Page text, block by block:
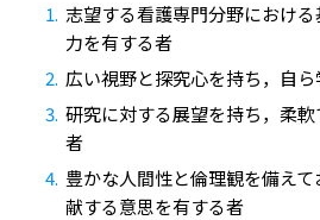
志望する看護専門分野におけ
力を有する者
広い視野と探究心を持ち，自
研究に対する展望を持ち，柔
者
豊かな人間性と倫理観を備え
献する意思を有する者